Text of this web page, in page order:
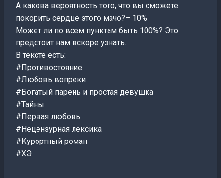
А какова вероятность того, что вы сможете
покорить сердце этого мачо?– 10%
Может ли по всем пунктам быть 100%? Это
предстоит нам вскоре узнать.
В тексте есть:
#Противостояние
#Любовь вопреки
#Богатый парень и простая девушка
#Тайны
#Первая любовь
#Нецензурная лексика
#Курортный роман
#ХЭ